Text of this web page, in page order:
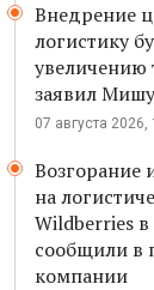
Внедрение
логистику
увеличению
заявил
07 августа 2026,
Возгорание
на
Wildberries в
сообщили в
компании